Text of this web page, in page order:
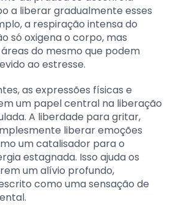
a liberar gradualmente esses
a respiração intensa do
só oxigena o corpo, mas
do mesmo que podem
ao estresse.
as expressões físicas e
um papel central na liberação
A liberdade para gritar,
liberar emoções
um catalisador para o
estagnada. Isso ajuda os
um alívio profundo,
como uma sensação de